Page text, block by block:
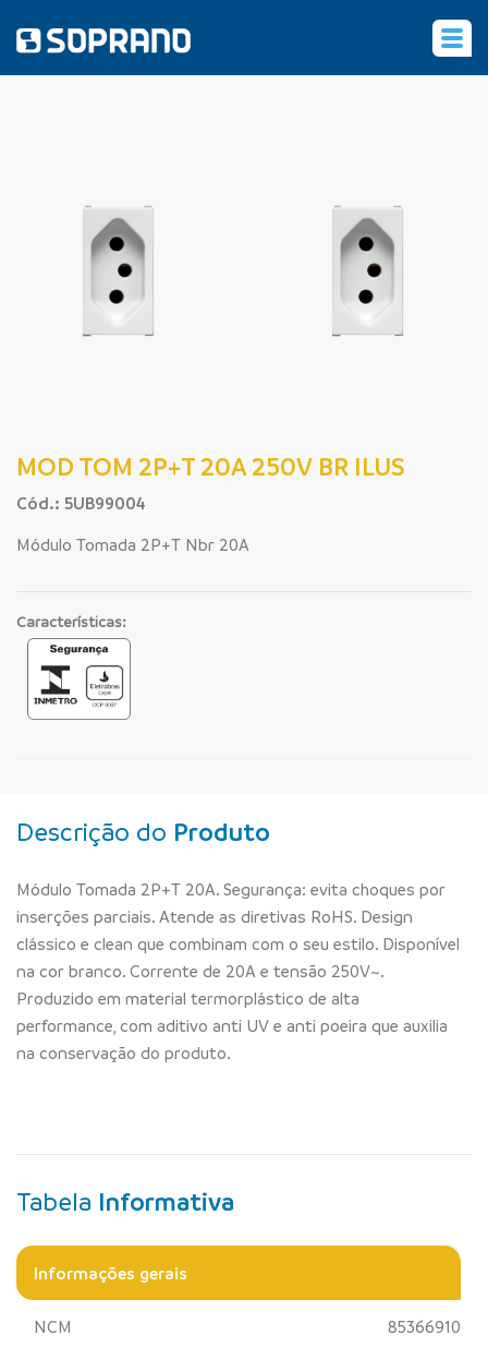
MOD TOM 2P+T 20A 250V BR ILUS
Cód.: 5UB99004
Módulo Tomada 2P+T Nbr 20A
Características:
Descrição do Produto
Módulo Tomada 2P+T 20A. Segurança: evita choques por
inserções parciais. Atende as diretivas RoHS. Design
clássico e clean que combinam com o seu estilo. Disponível
na cor branco. Corrente de 20A e tensão 250V~.
Produzido em material termorplástico de alta
performance, com aditivo anti UV e anti poeira que auxilia
na conservação do produto.
Tabela Informativa
Informações gerais
NCM 85366910